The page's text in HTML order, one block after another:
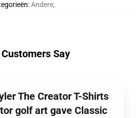
:Andere,
Say
The Creator T-Shirts
golf art gave Classic